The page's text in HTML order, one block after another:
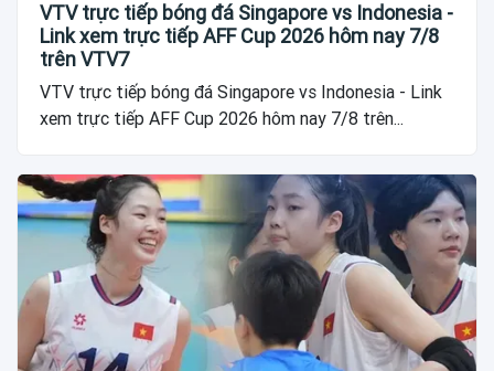
VTV trực tiếp bóng đá Singapore vs Indonesia -
Link xem trực tiếp AFF Cup 2026 hôm nay 7/8
trên VTV7
VTV trực tiếp bóng đá Singapore vs Indonesia - Link
xem trực tiếp AFF Cup 2026 hôm nay 7/8 trên...